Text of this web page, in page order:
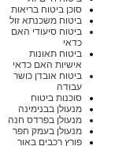
סוכן ביטוח בריאות
ביטוח משכנתא זול
ביטוח סיעודי האם
כדאי
ביטוח תאונות
אישיות האם כדאי
ביטוח אובדן כושר
עבודה
סוכנות ביטוח
מנעולן בבנימינה
מנעולן בפרדס חנה
מנעולן בעמק חפר
פורץ רכבים באור